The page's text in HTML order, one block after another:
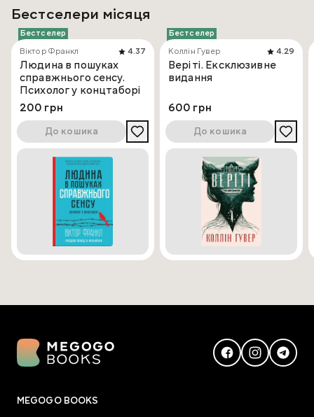
Бестселери місяця
Бестселер
Віктор Франкл
4.37
Людина в пошуках
справжнього сенсу.
Психолог у концтаборі
200 грн
До кошика
Бестселер
Коллін Гувер
4.29
Веріті. Ексклюзивне
видання
600 грн
До кошика
MEGOGO BOOKS